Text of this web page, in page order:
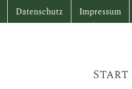
Datenschutz Impressum
Start